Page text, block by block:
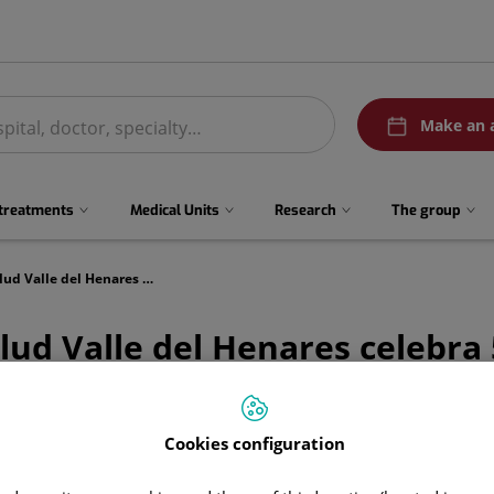
menuPedirCita
Make an
Medical Units Research The group
El Centro Médico Quirónsalud Valle del Henares celebra 5 años de funcionamiento en su nueva ubicación
Valle del Henares
Cookies configuration